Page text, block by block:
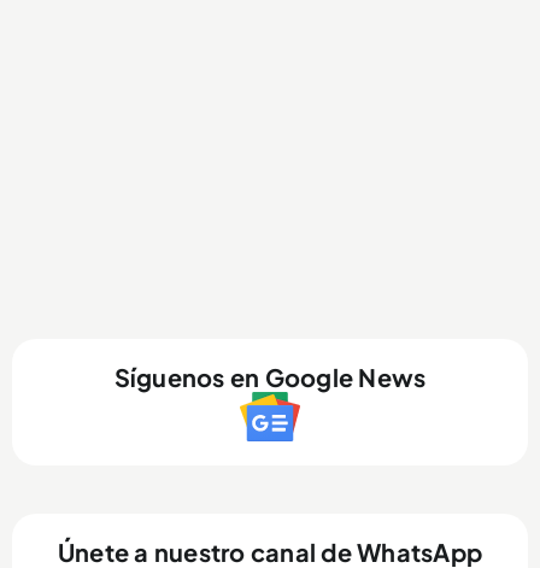
Síguenos en Google News
Únete a nuestro canal de WhatsApp